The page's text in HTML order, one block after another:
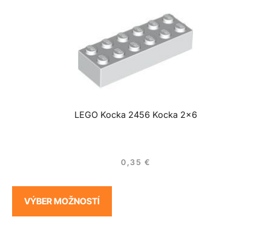
LEGO Kocka 2456 Kocka 2×6
0,35 €
VÝBER MOŽNOSTÍ